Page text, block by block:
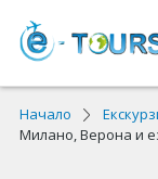
ЕКСКУРЗИИ
Начало
Милано, Верона и